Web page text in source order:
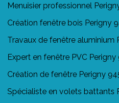
Menuisier professionnel
Création fenêtre bois Perigny
Travaux de fenêtre aluminium
Expert en fenêtre PVC Perigny
Création de fenêtre Perigny
Spécialiste en volets battants